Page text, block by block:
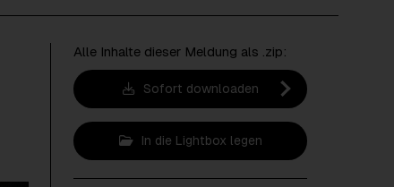
Alle Inhalte dieser Meldung als .zip:
Sofort downloaden
In die Lightbox legen